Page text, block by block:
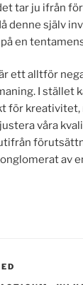
tar ju ifrån
denne själv
en
ett alltför
I stället
för
våra
av